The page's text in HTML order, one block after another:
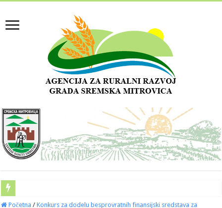
Početna / Konkurs za dodelu besprovratnih finansijski sredstava za